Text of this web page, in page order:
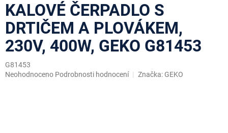
KALOVÉ ČERPADLO S
DRTIČEM A PLOVÁKEM,
230V, 400W, GEKO G81453
G81453
Průměrné
Neohodnoceno Podrobnosti hodnocení Značka: GEKO